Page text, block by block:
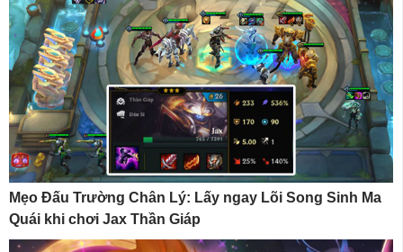
Mẹo Đấu Trường Chân Lý: Lấy ngay Lõi Song Sinh Ma
Quái khi chơi Jax Thần Giáp